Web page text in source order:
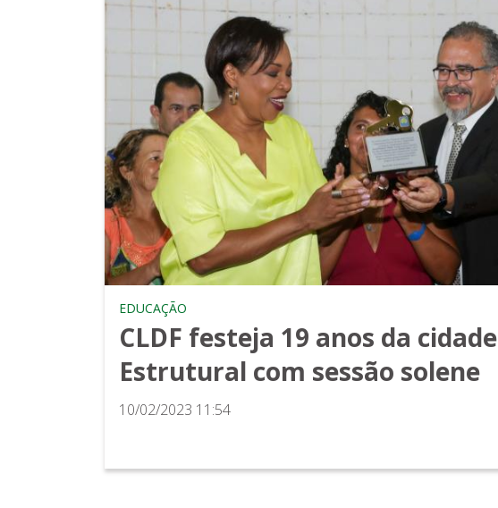
EDUCAÇÃO
CLDF festeja 19 anos da cidade
Estrutural com sessão solene
10/02/2023 11:54